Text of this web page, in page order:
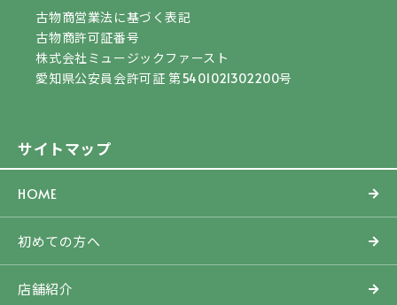
サイトマップ
HOME
初めての方へ
店舗紹介
古物商営業法に基づく表記
古物商許可証番号
株式会社ミュージックファースト
愛知県公安員会許可証 第5401021302200号